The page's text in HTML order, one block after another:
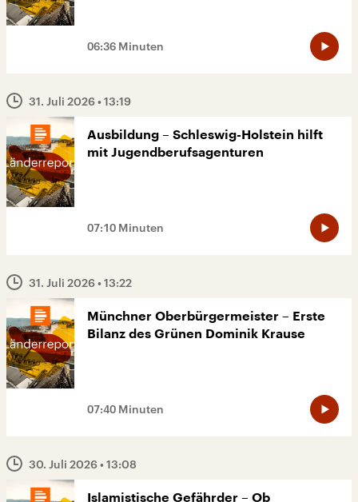
06:36 Minuten
31. Juli 2026• 13:19
Ausbildung – Schleswig-Holstein hilft
mit Jugendberufsagenturen
07:10 Minuten
31. Juli 2026• 13:22
Münchner Oberbürgermeister – Erste
Bilanz des Grünen Dominik Krause
07:40 Minuten
30. Juli 2026• 13:08
Islamistische Gefährder – Ob